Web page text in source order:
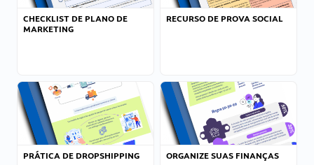
CHECKLIST DE PLANO DE
MARKETING
RECURSO DE PROVA SOCIAL
PRÁTICA DE DROPSHIPPING ORGANIZE SUAS FINANÇAS